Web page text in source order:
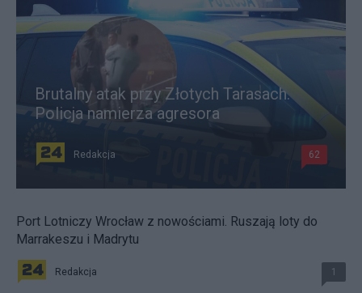
Brutalny atak przy Złotych Tarasach.
Policja namierza agresora
Redakcja 62
Port Lotniczy Wrocław z nowościami. Ruszają loty do
Marrakeszu i Madrytu
Redakcja 1